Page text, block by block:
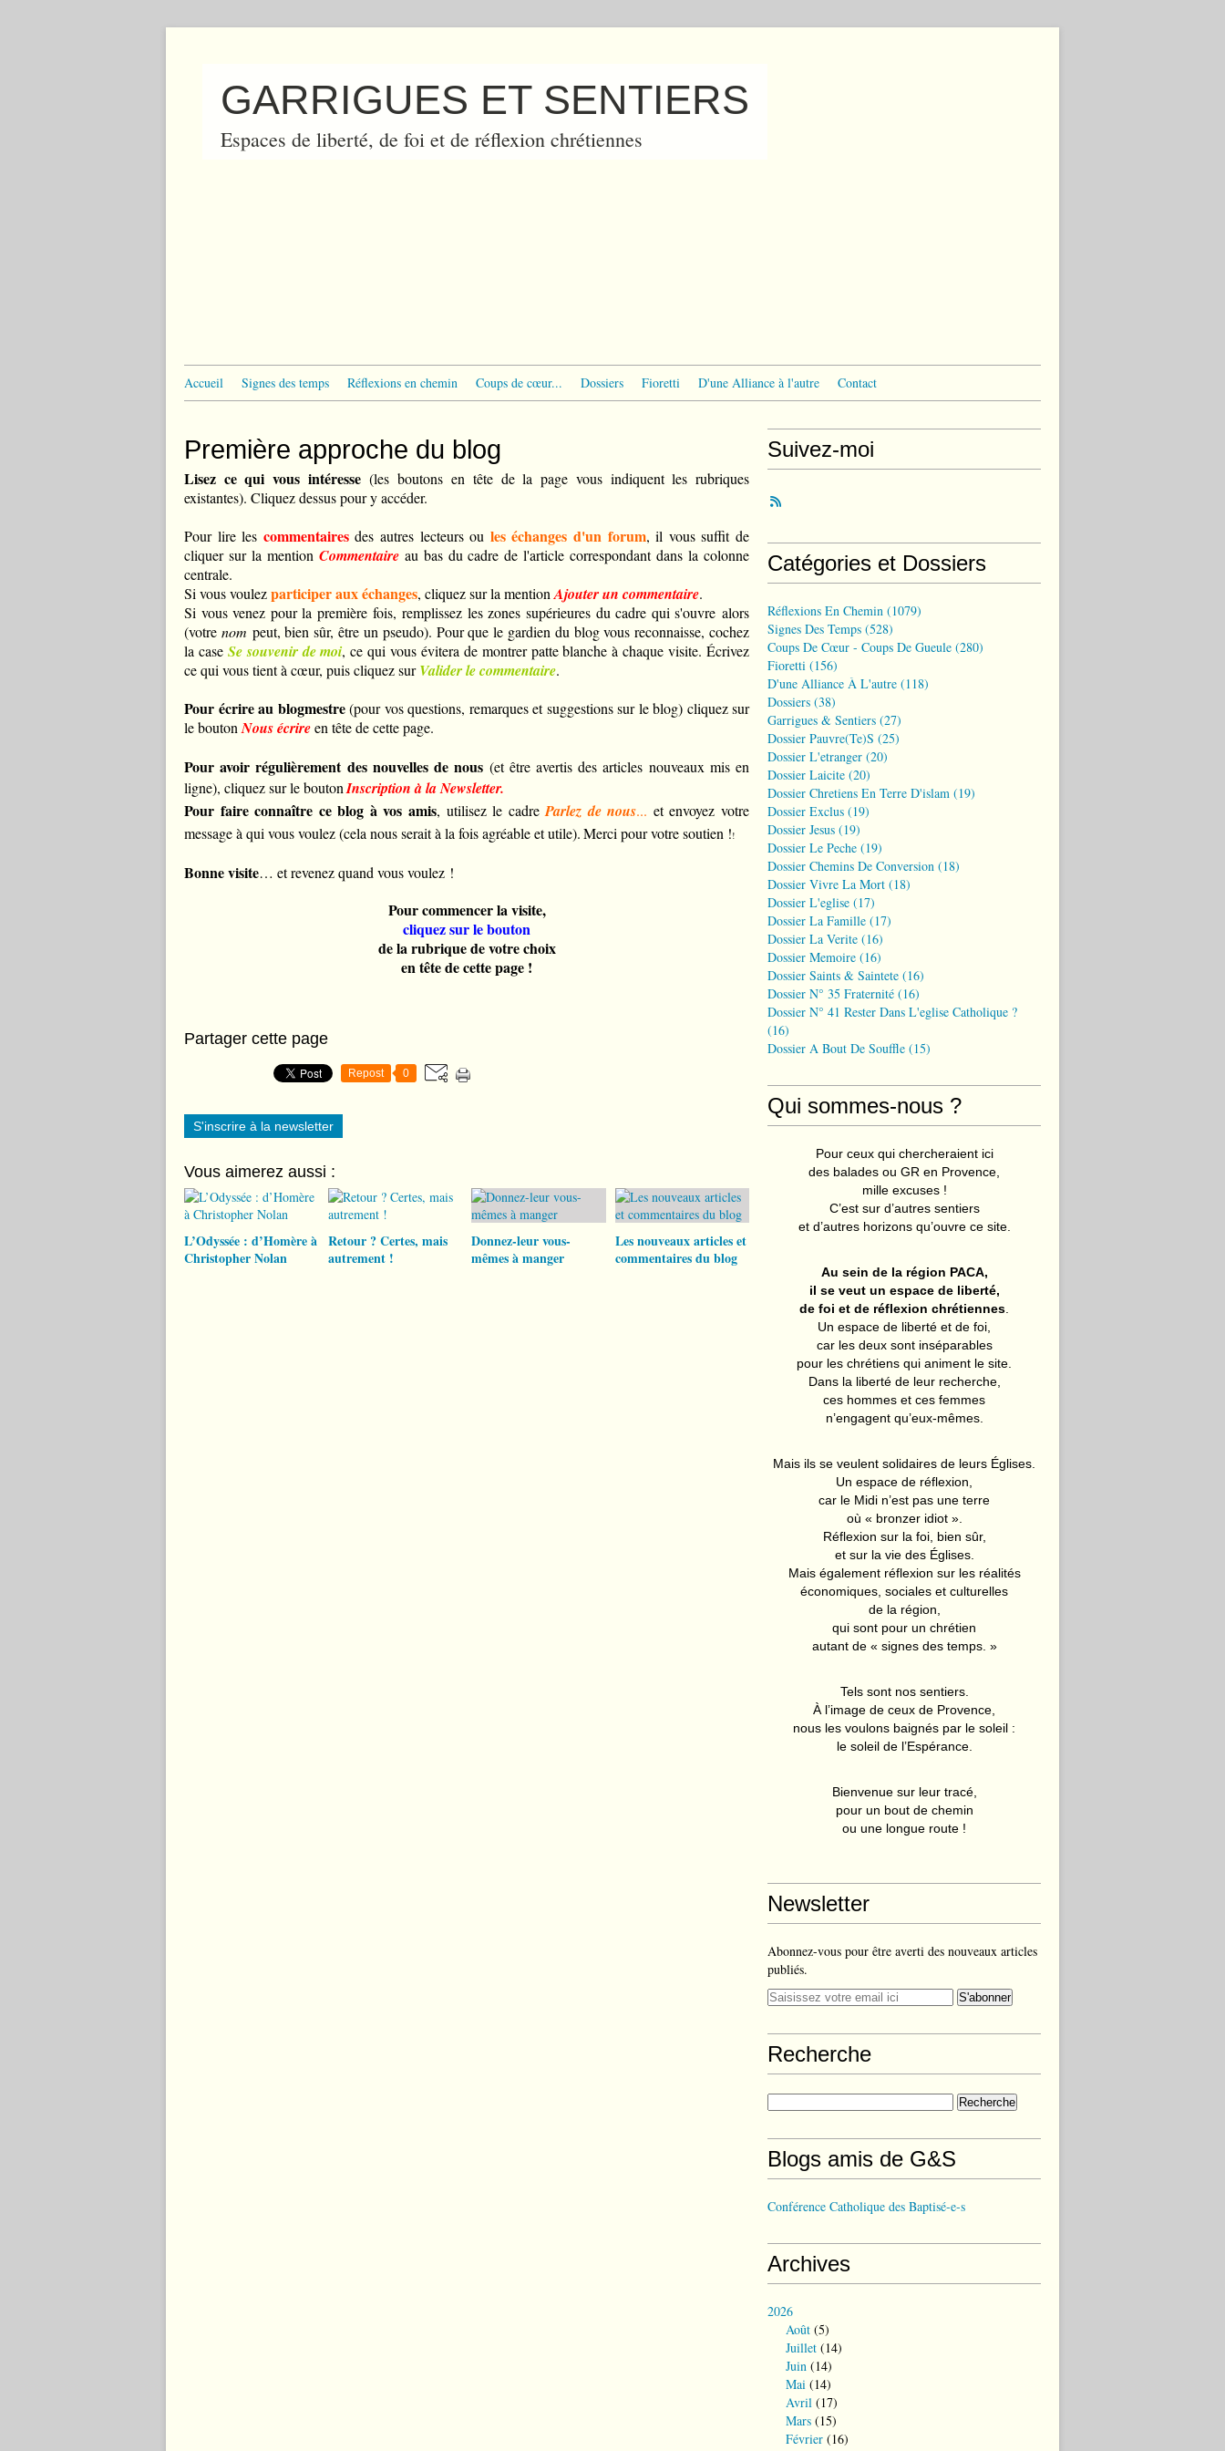
GARRIGUES ET SENTIERS
Espaces de liberté, de foi et de réflexion chrétiennes
Accueil Signes des temps Réflexions en chemin Coups de cœur... Dossiers Fioretti D'une Alliance à l'autre Contact
Première approche du blog
Lisez ce qui vous intéresse(les boutons en tête de la page vous indiquent les rubriques
existantes). Cliquez dessus pour y accéder.
Pour lire les commentairesdes autres lecteurs ou les échanges d'un forum, il vous suffit de
cliquer sur la mention Commentaireau bas du cadre de l'article correspondant dans la colonne
centrale.
Si vous voulezparticiper aux échanges, cliquez sur la mention Ajouter un commentaire.
Si vous venez pour la première fois, remplissez les zones supérieures du cadre qui s'ouvre alors
(votre nom peut, bien sûr, être un pseudo). Pour que le gardien du blog vous reconnaisse, cochez
la case Se souvenir de moi, ce qui vous évitera de montrer patte blanche à chaque visite. Écrivez
ce qui vous tient à cœur, puis cliquez surValider le commentaire.
Pour écrire au blogmestre(pour vos questions, remarques et suggestions sur le blog) cliquez sur
le bouton Nous écrireen tête de cette page.
Pour avoir régulièrement des nouvelles de nous (et être avertis des articles nouveaux mis en
ligne), cliquez sur le boutonInscription à la Newsletter.
Pour faire connaître ce blog à vos amis, utilisez le cadreParlez de nous... et envoyez votre
message à qui vous voulez (cela nous serait à la fois agréable et utile).Merci pour votre soutien !!
Bonne visite… et revenez quand vous voulez !
Pour commencer la visite,
cliquez sur le bouton
de la rubrique de votre choix
en tête de cette page !
Partager cette page
Repost 0
S'inscrire à la newsletter
Vous aimerez aussi :
L’Odyssée : d’Homère à
Christopher Nolan
Retour ? Certes, mais
autrement !
Donnez-leur vous-
mêmes à manger
Les nouveaux articles et
commentaires du blog
Suivez-moi
Catégories et Dossiers
Réflexions En Chemin (1079)
Signes Des Temps (528)
Coups De Cœur - Coups De Gueule (280)
Fioretti (156)
D'une Alliance À L'autre (118)
Dossiers (38)
Garrigues & Sentiers (27)
Dossier Pauvre(te)s (25)
Dossier L'etranger (20)
Dossier Laicite (20)
Dossier Chretiens En Terre D'islam (19)
Dossier Exclus (19)
Dossier Jesus (19)
Dossier Le Peche (19)
Dossier Chemins De Conversion (18)
Dossier Vivre La Mort (18)
Dossier L'eglise (17)
Dossier La Famille (17)
Dossier La Verite (16)
Dossier Memoire (16)
Dossier Saints & Saintete (16)
Dossier N° 35 Fraternité (16)
Dossier N° 41 Rester Dans L'eglise Catholique ?
(16)
Dossier A Bout De Souffle (15)
Qui sommes-nous ?
Pour ceux qui chercheraient ici
des balades ou GR en Provence,
mille excuses !
C’est sur d’autres sentiers
et d’autres horizons qu’ouvre ce site.
Au sein de la région PACA,
il se veut un espace de liberté,
de foi et de réflexion chrétiennes
Un espace de liberté et de foi,
car les deux sont inséparables
pour les chrétiens qui animent le site.
Dans la liberté de leur recherche,
ces hommes et ces femmes
n’engagent qu’eux-mêmes.
Mais ils se veulent solidaires de leurs Églises.
Un espace de réflexion,
car le Midi n’est pas une terre
où « bronzer idiot ».
Réflexion sur la foi, bien sûr,
et sur la vie des Églises.
Mais également réflexion sur les réalités
économiques, sociales et culturelles
de la région,
qui sont pour un chrétien
autant de « signes des temps. »
Tels sont nos sentiers.
À l’image de ceux de Provence,
nous les voulons baignés par le soleil :
le soleil de l’Espérance.
Bienvenue sur leur tracé,
pour un bout de chemin
ou une longue route !
Newsletter
Abonnez-vous pour être averti des nouveaux articles
publiés.
Recherche
Blogs amis de G&S
Conférence Catholique des Baptisé-e-s
Archives
2026
Août (5)
Juillet (14)
Juin (14)
Mai (14)
Avril (17)
Mars (15)
Février (16)